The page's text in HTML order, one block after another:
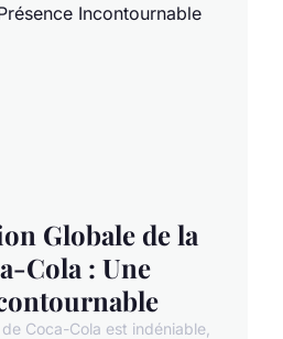
Globale de la
Cola : Une
Coca-Cola est indéniable,